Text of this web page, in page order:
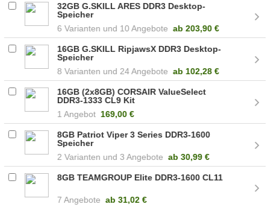
32GB G.SKILL ARES DDR3 Desktop-
Speicher
6
10 Angebote ab 203,90 €
16GB G.SKILL RipjawsX DDR3 Desktop-
Speicher
8
24 Angebote ab 102,28 €
16GB (2x8GB) CORSAIR ValueSelect
DDR3-1333 CL9 Kit
1 Angebot 169,00 €
8GB Patriot Viper 3 Series DDR3-1600
Speicher
2
3 Angebote ab 30,99 €
8GB TEAMGROUP Elite DDR3-1600 CL11
7 Angebote ab 31,02 €